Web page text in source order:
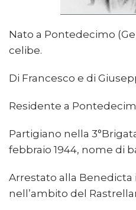
Nato a Pontedecimo
celibe.
Di Francesco e di
Residente a
Partigiano nella
febbraio 1944, nome di
Arrestato alla Benedicta
nell’ambito del